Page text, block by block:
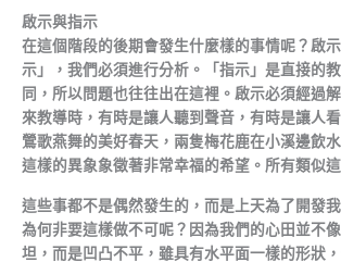
啟示與指示
在這個階段的後期會發生什麼樣的事情呢？啟
示」，我們必須進行分析。「指示」是直接的
同，所以問題也往往出在這裡。啟示必須經過
來教導時，有時是讓人聽到聲音，有時是讓人
鶯歌燕舞的美好春天，兩隻梅花鹿在小溪邊飲
這樣的異象象徵著非常幸福的希望。所有類似
這些事都不是偶然發生的，而是上天為了開發
為何非要這樣做不可呢？因為我們的心田並不
坦，而是凹凸不平，雖具有水平面一樣的形狀